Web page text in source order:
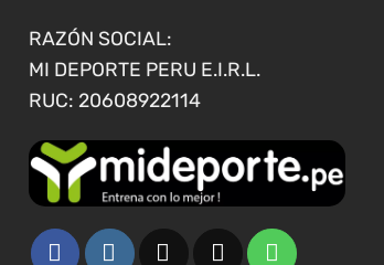
RAZÓN SOCIAL:
MI DEPORTE PERU E.I.R.L.
RUC: 20608922114